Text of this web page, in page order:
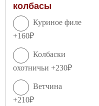
колбасы
Куриное филе
+160₽
Колбаски
охотничьи +230₽
Ветчина
+210₽